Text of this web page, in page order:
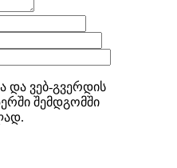
და ვებ-გვერდის
შემდგომში